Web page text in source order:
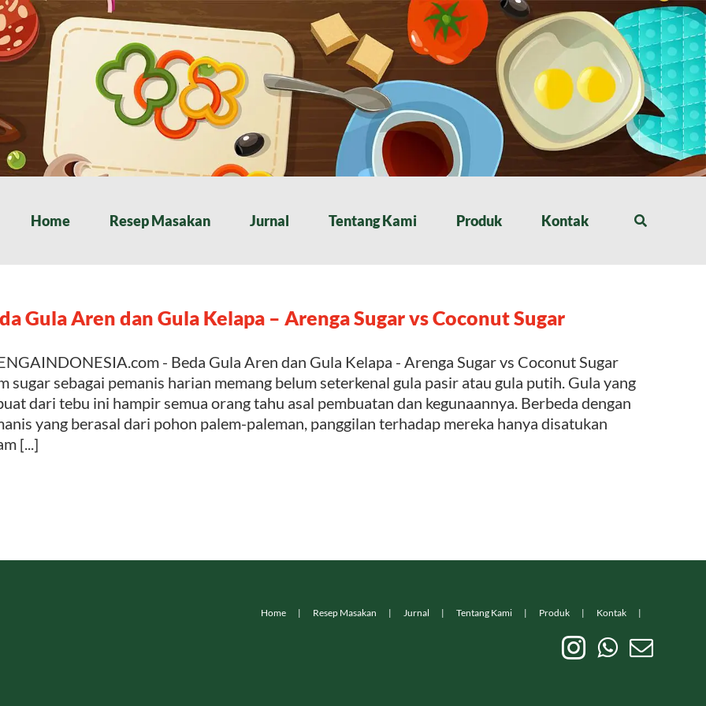
Home Resep Masakan Jurnal Tentang Kami Produk Kontak
Gula Aren dan Gula Kelapa – Arenga Sugar vs Coconut Sugar
- Beda Gula Aren dan Gula Kelapa - Arenga Sugar vs Coconut Sugar
sugar sebagai pemanis harian memang belum seterkenal gula pasir atau gula putih. Gula yang
dari tebu ini hampir semua orang tahu asal pembuatan dan kegunaannya. Berbeda dengan
yang berasal dari pohon palem-paleman, panggilan terhadap mereka hanya disatukan
[...]
Home Resep Masakan Jurnal Tentang Kami Produk Kontak